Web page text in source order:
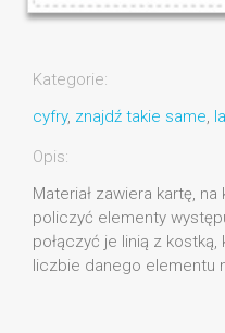
Kategorie:
cyfry, znajdź takie same,
Opis:
Materiał zawiera kartę,
policzyć elementy
połączyć je linią z
liczbie danego elementu